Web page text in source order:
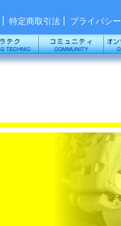
特定商取引法 プライバシー